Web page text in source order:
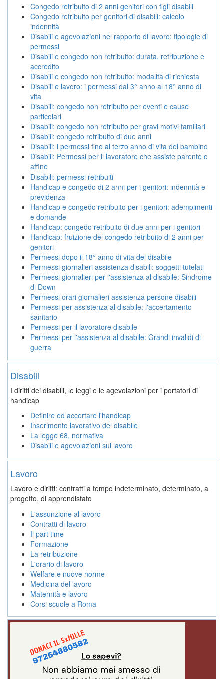
Congedo retribuito di 2 anni genitori con figli disabili
Congedo retribuito per genitori di disabili: calcolo
indennità
Disabili e agevolazioni nel rapporto di lavoro: tipologie di
permessi
Disabili e congedo non retribuito: durata, retribuzione e
accredito
Disabili e congedo non retribuito: modalità di richiesta
Disabili e lavoro: i permessi dal 3° anno al 18° anno di
vita
Disabili: congedo non retribuito per eventi e cause
particolari
Disabili: congedo non retribuito per gravi motivi familiari
Disabili: congedo retribuito di due anni
Disabili: i permessi fino al terzo anno di vita del bambino
Disabili: Permessi per il lavoratore che assiste parente o
affine
Disabili: permessi retribuiti
Handicap e congedo di 2 anni per i genitori: indennità e
previdenza
Handicap e congedo retribuito per i genitori: adempimenti
e domande
Handicap: congedo retribuito di due anni per i genitori
Handicap: fruizione del congedo retribuito di 2 anni per
genitori
Permessi dopo il 18° anno di vita del disabile
Permessi giornalieri assistenza disabili: soggetti tutelati
Permessi giornalieri per l'assistenza al disabile: Sindrome
di Down
Permessi orari giornalieri assistenza persone disabili
Permessi per assistenza al disabile: l'accertamento
sanitario
Permessi per il lavoratore disabile
Permessi per l'assistenza al disabile: Grandi invalidi di
guerra
Disabili
I diritti dei disabili, le leggi e le agevolazioni per i portatori di
handicap
Definire ed accertare l'handicap
Inserimento lavorativo del disabile
La legge 68, normativa
Disabili e agevolazioni sul lavoro
Lavoro
Lavoro e diritti: contratti a tempo indeterminato, determinato, a
progetto, di apprendistato
L'assunzione al lavoro
Contratti di lavoro
Il part time
Formazione
La retribuzione
L'orario di lavoro
Welfare e nuove norme
Medicina del lavoro
Maternità e lavoro
Corsi scuole a Roma